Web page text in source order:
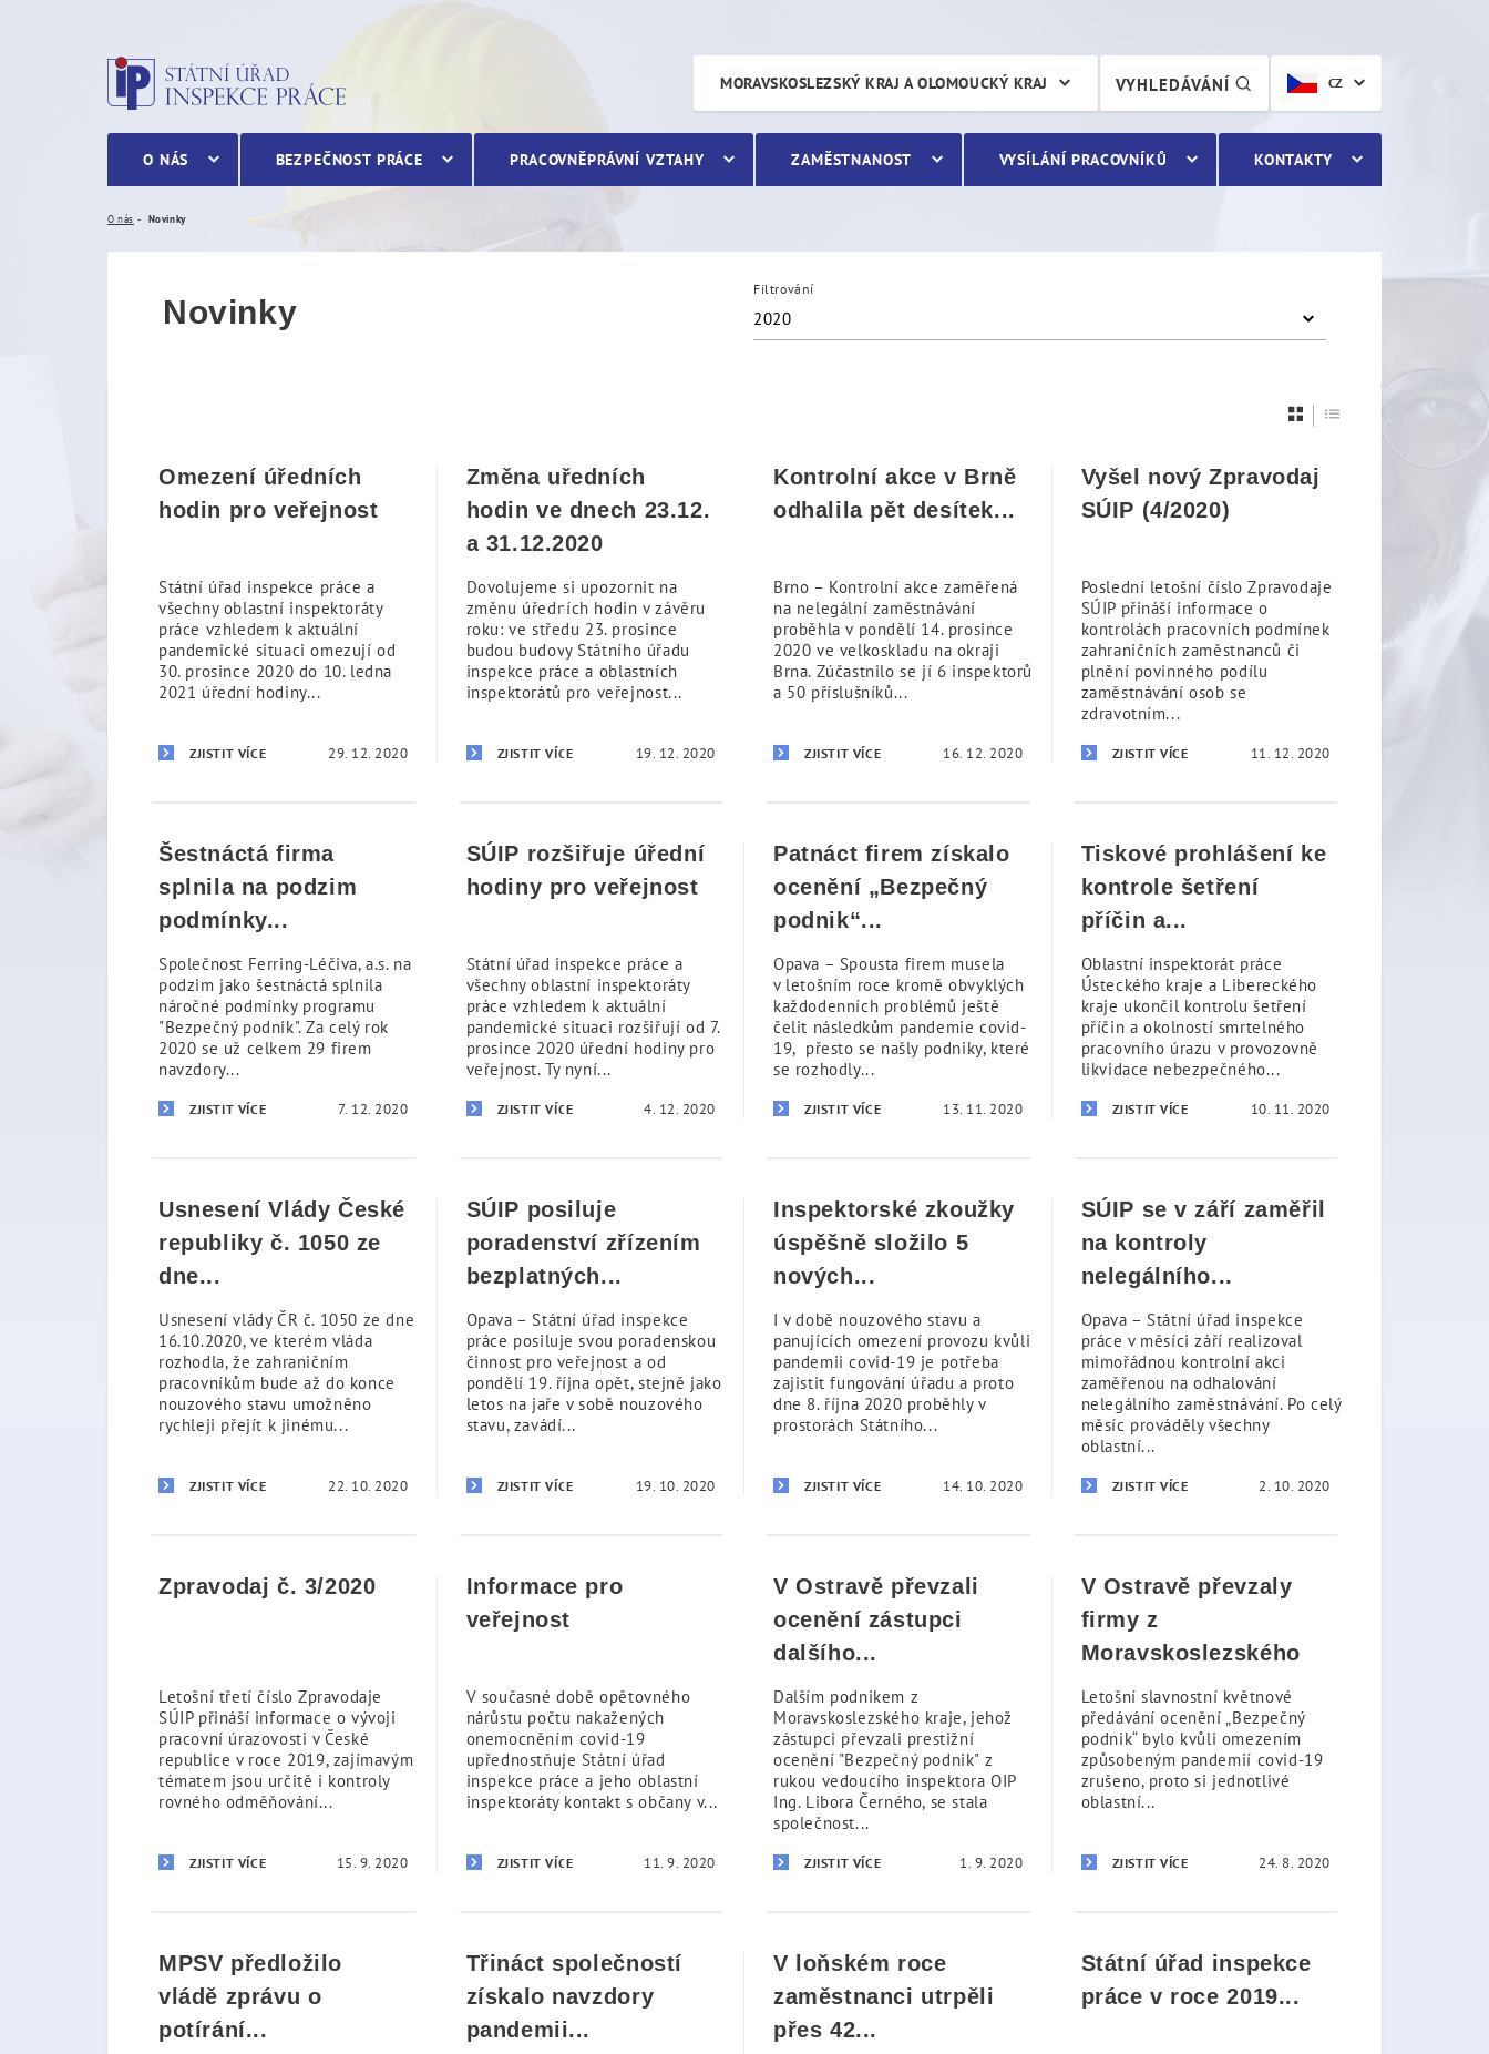
CZ
VYHLEDÁVÁNÍ
MORAVSKOSLEZSKÝ KRAJ A OLOMOUCKÝ KRAJ
O NÁS BEZPEČNOST PRÁCE PRACOVNĚPRÁVNÍ VZTAHY ZAMĚSTNANOST VYSÍLÁNÍ PRACOVNÍKŮ KONTAKTY
O nás Novinky
Novinky
Filtrování
2020
Omezení úředních
hodin pro veřejnost
Státní úřad inspekce práce a
všechny oblastní inspektoráty
práce vzhledem k aktuální
pandemické situaci omezují od
30. prosince 2020 do 10. ledna
2021 úřední hodiny...
ZJISTIT VÍCE 29. 12. 2020
Změna uředních
hodin ve dnech 23.12.
a 31.12.2020
Dovolujeme si upozornit na
změnu úředních hodin v závěru
roku: ve středu 23. prosince
budou budovy Státního úřadu
inspekce práce a oblastních
inspektorátů pro veřejnost...
ZJISTIT VÍCE 19. 12. 2020
Kontrolní akce v Brně
odhalila pět desítek...
Brno – Kontrolní akce zaměřená
na nelegální zaměstnávání
proběhla v pondělí 14. prosince
2020 ve velkoskladu na okraji
Brna. Zúčastnilo se jí 6 inspektorů
a 50 příslušníků...
ZJISTIT VÍCE 16. 12. 2020
Vyšel nový Zpravodaj
SÚIP (4/2020)
Poslední letošní číslo Zpravodaje
SÚIP přináší informace o
kontrolách pracovních podmínek
zahraničních zaměstnanců či
plnění povinného podílu
zaměstnávání osob se
zdravotním...
ZJISTIT VÍCE 11. 12. 2020
Šestnáctá firma
splnila na podzim
podmínky...
Společnost Ferring-Léčiva, a.s. na
podzim jako šestnáctá splnila
náročné podmínky programu
"Bezpečný podnik". Za celý rok
2020 se už celkem 29 firem
navzdory...
ZJISTIT VÍCE 7. 12. 2020
SÚIP rozšiřuje úřední
hodiny pro veřejnost
Státní úřad inspekce práce a
všechny oblastní inspektoráty
práce vzhledem k aktuální
pandemické situaci rozšiřují od 7.
prosince 2020 úřední hodiny pro
veřejnost. Ty nyní...
ZJISTIT VÍCE 4. 12. 2020
Patnáct firem získalo
ocenění „Bezpečný
podnik“...
Opava – Spousta firem musela
v letošním roce kromě obvyklých
každodenních problémů ještě
čelit následkům pandemie covid-
19, přesto se našly podniky, které
se rozhodly...
ZJISTIT VÍCE 13. 11. 2020
Tiskové prohlášení ke
kontrole šetření
příčin a...
Oblastní inspektorát práce
Ústeckého kraje a Libereckého
kraje ukončil kontrolu šetření
příčin a okolností smrtelného
pracovního úrazu v provozovně
likvidace nebezpečného...
ZJISTIT VÍCE 10. 11. 2020
Usnesení Vlády České
republiky č. 1050 ze
dne...
Usnesení vlády ČR č. 1050 ze dne
16.10.2020, ve kterém vláda
rozhodla, že zahraničním
pracovníkům bude až do konce
nouzového stavu umožněno
rychleji přejít k jinému...
ZJISTIT VÍCE 22. 10. 2020
SÚIP posiluje
poradenství zřízením
bezplatných...
Opava – Státní úřad inspekce
práce posiluje svou poradenskou
činnost pro veřejnost a od
pondělí 19. října opět, stejně jako
letos na jaře v sobě nouzového
stavu, zavádí...
ZJISTIT VÍCE 19. 10. 2020
Inspektorské zkoužky
úspěšně složilo 5
nových...
I v době nouzového stavu a
panujících omezení provozu kvůli
pandemii covid-19 je potřeba
zajistit fungování úřadu a proto
dne 8. října 2020 proběhly v
prostorách Státního...
ZJISTIT VÍCE 14. 10. 2020
SÚIP se v září zaměřil
na kontroly
nelegálního...
Opava – Státní úřad inspekce
práce v měsíci září realizoval
mimořádnou kontrolní akci
zaměřenou na odhalování
nelegálního zaměstnávání. Po celý
měsíc prováděly všechny
oblastní...
ZJISTIT VÍCE 2. 10. 2020
Zpravodaj č. 3/2020
Letošní třetí číslo Zpravodaje
SÚIP přináší informace o vývoji
pracovní úrazovosti v České
republice v roce 2019, zajímavým
tématem jsou určitě i kontroly
rovného odměňování...
ZJISTIT VÍCE 15. 9. 2020
Informace pro
veřejnost
V současné době opětovného
nárůstu počtu nakažených
onemocněním covid-19
upřednostňuje Státní úřad
inspekce práce a jeho oblastní
inspektoráty kontakt s občany v...
ZJISTIT VÍCE 11. 9. 2020
V Ostravě převzali
ocenění zástupci
dalšího...
Dalším podnikem z
Moravskoslezského kraje, jehož
zástupci převzali prestižní
ocenění "Bezpečný podnik" z
rukou vedoucího inspektora OIP
Ing. Libora Černého, se stala
společnost...
ZJISTIT VÍCE 1. 9. 2020
V Ostravě převzaly
firmy z
Moravskoslezského
a...
Letošní slavnostní květnové
předávání ocenění „Bezpečný
podnik“ bylo kvůli omezením
způsobeným pandemií covid-19
zrušeno, proto si jednotlivé
oblastní...
ZJISTIT VÍCE 24. 8. 2020
MPSV předložilo
vládě zprávu o
potírání...
Třináct společností
získalo navzdory
pandemii...
V loňském roce
zaměstnanci utrpěli
přes 42...
Státní úřad inspekce
práce v roce 2019...